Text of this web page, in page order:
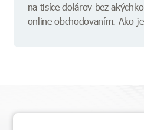
na tisíce dolárov bez
online obchodovaním. Ako